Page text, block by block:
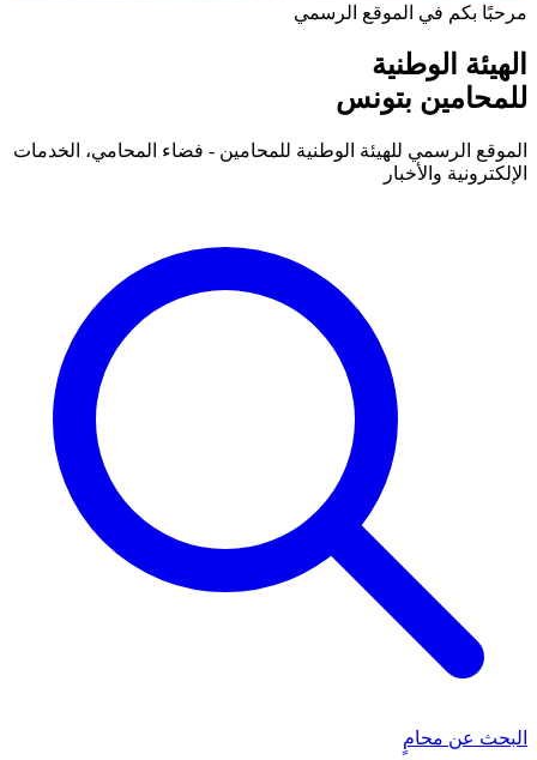
مرحبًا بكم في الموقع الرسمي
الهيئة الوطنية
للمحامين بتونس
الموقع الرسمي للهيئة الوطنية للمحامين - فضاء المحامي، الخدمات
الإلكترونية والأخبار
البحث عن محامٍ